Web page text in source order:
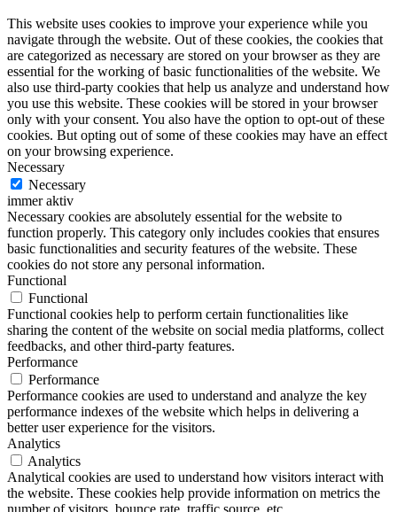
This website uses cookies to improve your experience while you
navigate through the website. Out of these cookies, the cookies that
are categorized as necessary are stored on your browser as they are
essential for the working of basic functionalities of the website. We
also use third-party cookies that help us analyze and understand how
you use this website. These cookies will be stored in your browser
only with your consent. You also have the option to opt-out of these
cookies. But opting out of some of these cookies may have an effect
on your browsing experience.
Necessary
Necessary
immer aktiv
Necessary cookies are absolutely essential for the website to
function properly. This category only includes cookies that ensures
basic functionalities and security features of the website. These
cookies do not store any personal information.
Functional
Functional
Functional cookies help to perform certain functionalities like
sharing the content of the website on social media platforms, collect
feedbacks, and other third-party features.
Performance
Performance
Performance cookies are used to understand and analyze the key
performance indexes of the website which helps in delivering a
better user experience for the visitors.
Analytics
Analytics
Analytical cookies are used to understand how visitors interact with
the website. These cookies help provide information on metrics the